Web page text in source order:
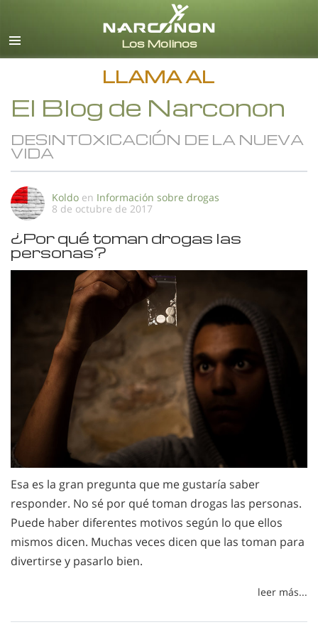
Español
Todas las Regiones/Idiomas
LLAMA AL
El Blog de Narconon
DESINTOXICACIÓN DE LA NUEVA
VIDA
Koldo en Información sobre drogas
8 de octubre de 2017
¿Por qué toman drogas las
personas?
Esa es la gran pregunta que me gustaría saber
responder. No sé por qué toman drogas las personas.
Puede haber diferentes motivos según lo que ellos
mismos dicen. Muchas veces dicen que las toman para
divertirse y pasarlo bien.
leer más...